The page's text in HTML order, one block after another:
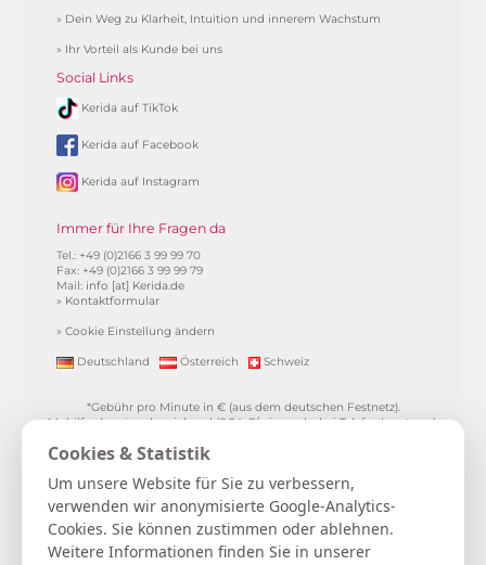
» Dein Weg zu Klarheit, Intuition und innerem Wachstum
» Ihr Vorteil als Kunde bei uns
Social Links
Kerida auf TikTok
Kerida auf Facebook
Kerida auf Instagram
Immer für Ihre Fragen da
Tel.: +49 (0)2166 3 99 99 70
Fax: +49 (0)2166 3 99 99 79
Mail: info [at] Kerida.de
» Kontaktformular
»Cookie Einstellung ändern
Deutschland Österreich Schweiz
*Gebühr pro Minute in € (aus dem deutschen Festnetz).
Mobilfunkpreise abweichend (0,24 €/min. mehr bei Telefonberatung).
**1.99€/min aus allen dt. Netzen
Gratisgepräch in Höhe von 15 Minuten.
15 Gratisminuten zum Kartenlegen sichern|Spiritueller Berater/in
werden
FAQ / Hilfe|AGB |Verträge hier kündigen / widerrufen
Kontakt & Impressum / Datenschutz
Cookies & Statistik
Um unsere Website für Sie zu verbessern,
verwenden wir anonymisierte Google-Analytics-
Cookies. Sie können zustimmen oder ablehnen.
Weitere Informationen finden Sie in unserer